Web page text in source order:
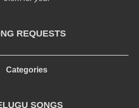
REQUESTS
Categories
SONGS